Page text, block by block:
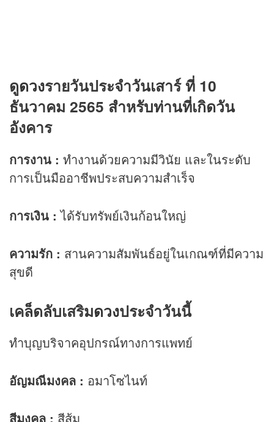
ดูดวงรายวันประจำวันเสาร์ ที่ 10
ธันวาคม 2565 สำหรับท่านที่เกิดวัน
อังคาร
การงาน : ทำงานด้วยความมีวินัย และในระดับ
การเป็นมืออาชีพประสบความสำเร็จ
การเงิน : ได้รับทรัพย์เงินก้อนใหญ่
ความรัก : สานความสัมพันธ์อยู่ในเกณฑ์ที่มีความ
สุขดี
เคล็ดลับเสริมดวงประจำวันนี้
ทำบุญบริจาคอุปกรณ์ทางการแพทย์
อัญมณีมงคล : อมาโซไนท์
สีมงคล : สีส้ม